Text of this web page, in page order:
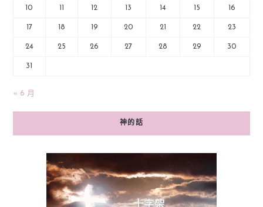
10 11 12 13 14 15 16
17 18 19 20 21 22 23
24 25 26 27 28 29 30
31
« 6 月
神的話